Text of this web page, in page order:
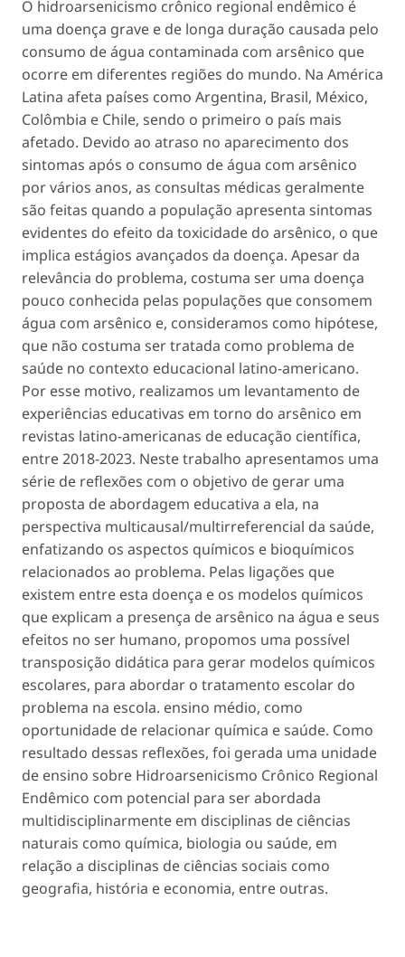
O hidroarsenicismo crônico regional endêmico é
uma doença grave e de longa duração causada pelo
consumo de água contaminada com arsênico que
ocorre em diferentes regiões do mundo. Na América
Latina afeta países como Argentina, Brasil, México,
Colômbia e Chile, sendo o primeiro o país mais
afetado. Devido ao atraso no aparecimento dos
sintomas após o consumo de água com arsênico
por vários anos, as consultas médicas geralmente
são feitas quando a população apresenta sintomas
evidentes do efeito da toxicidade do arsênico, o que
implica estágios avançados da doença. Apesar da
relevância do problema, costuma ser uma doença
pouco conhecida pelas populações que consomem
água com arsênico e, consideramos como hipótese,
que não costuma ser tratada como problema de
saúde no contexto educacional latino-americano.
Por esse motivo, realizamos um levantamento de
experiências educativas em torno do arsênico em
revistas latino-americanas de educação científica,
entre 2018-2023. Neste trabalho apresentamos uma
série de reflexões com o objetivo de gerar uma
proposta de abordagem educativa a ela, na
perspectiva multicausal/multirreferencial da saúde,
enfatizando os aspectos químicos e bioquímicos
relacionados ao problema. Pelas ligações que
existem entre esta doença e os modelos químicos
que explicam a presença de arsênico na água e seus
efeitos no ser humano, propomos uma possível
transposição didática para gerar modelos químicos
escolares, para abordar o tratamento escolar do
problema na escola. ensino médio, como
oportunidade de relacionar química e saúde. Como
resultado dessas reflexões, foi gerada uma unidade
de ensino sobre Hidroarsenicismo Crônico Regional
Endêmico com potencial para ser abordada
multidisciplinarmente em disciplinas de ciências
naturais como química, biologia ou saúde, em
relação a disciplinas de ciências sociais como
geografia, história e economia, entre outras.